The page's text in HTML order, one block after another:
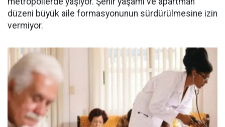
düzeni büyük aile formasyonunun sürdürülmesine izin
vermiyor.